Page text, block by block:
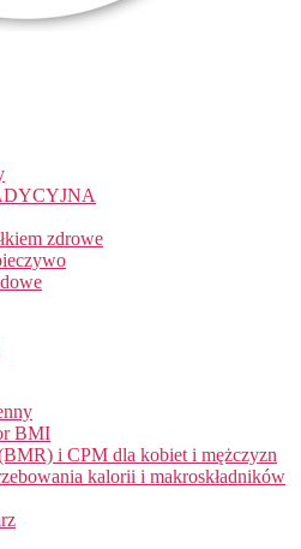
zdrowe
BMI
i CPM dla kobiet i mężczyzn
kalorii i makroskładników